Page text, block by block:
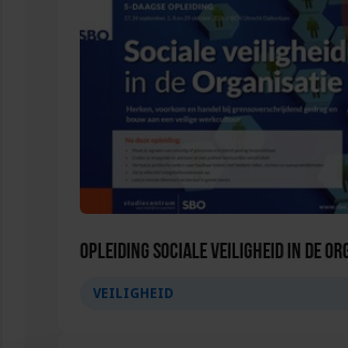
Opleiding Sociale Veiligheid in de
VEILIGHEID